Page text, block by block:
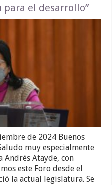
el desarrollo”
de 2024 Buenos
muy especialmente
Andrés Atayde, con
este Foro desde el
la actual legislatura. Se